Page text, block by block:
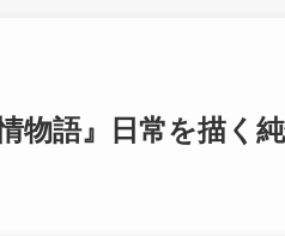
物語』日常を描く